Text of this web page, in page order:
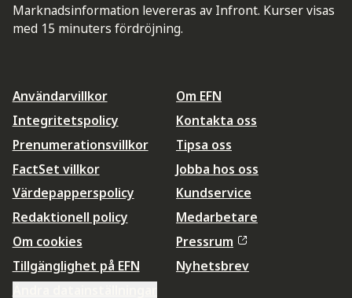
Marknadsinformation levereras av Infront. Kurser visas
med 15 minuters fördröjning.
Användarvillkor
Integritetspolicy
Prenumerationsvillkor
FactSet villkor
Värdepapperspolicy
Redaktionell policy
Om cookies
Tillgänglighet på EFN
Om EFN
Kontakta oss
Tipsa oss
Jobba hos oss
Kundservice
Medarbetare
Pressrum
Nyhetsbrev